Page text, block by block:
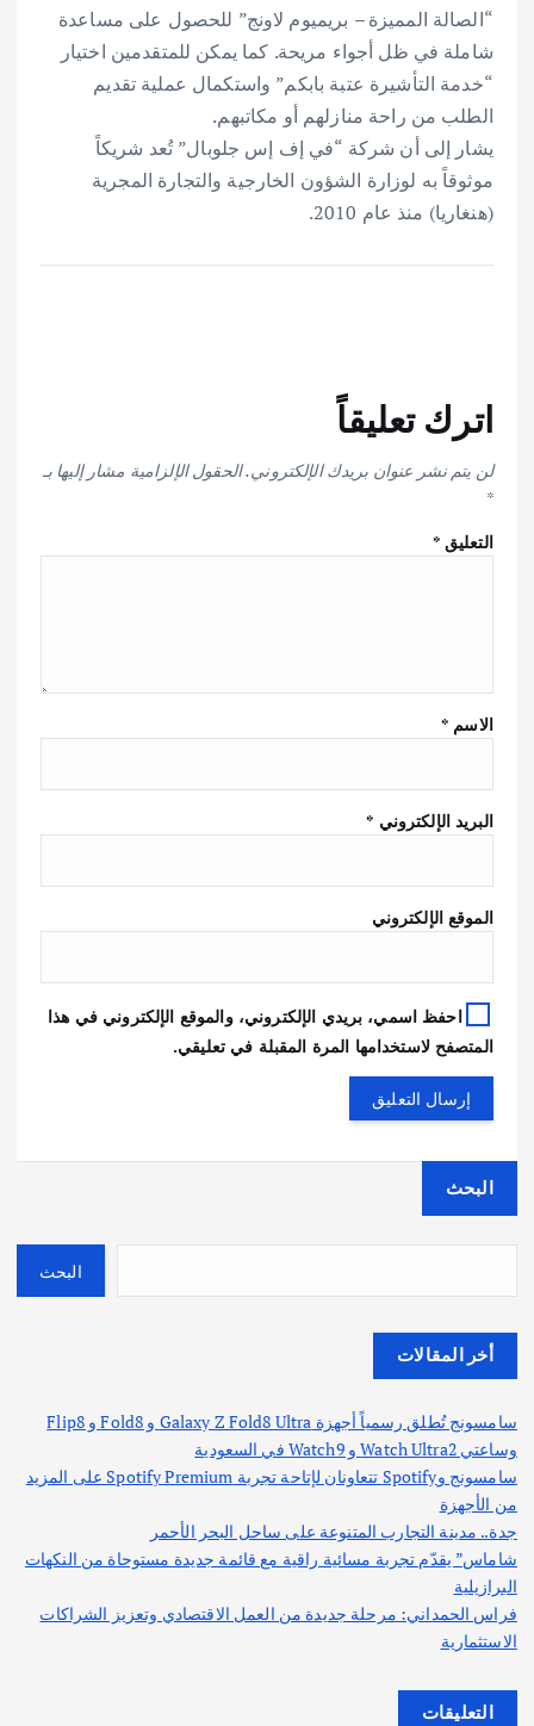
“الصالة المميزة – بريميوم لاونج” للحصول على مساعدة
شاملة في ظل أجواء مريحة. كما يمكن للمتقدمين اختيار
“خدمة التأشيرة عتبة بابكم” واستكمال عملية تقديم
الطلب من راحة منازلهم أو مكاتبهم.
يشار إلى أن شركة “في إف إس جلوبال” تُعد شريكاً
موثوقاً به لوزارة الشؤون الخارجية والتجارة المجرية
(هنغاريا) منذ عام 2010.
اترك تعليقاً
لن يتم نشر عنوان بريدك الإلكتروني.الحقول الإلزامية مشار إليها بـ
*
التعليق*
الاسم *
البريد الإلكتروني *
الموقع الإلكتروني
احفظ اسمي، بريدي الإلكتروني، والموقع الإلكتروني في هذا
المتصفح لاستخدامها المرة المقبلة في تعليقي.
البحث
البحث
أخر المقالات
سامسونج تُطلق رسمياً أجهزة Galaxy Z Fold8 Ultra و Fold8 و Flip8
وساعتي Watch Ultra2 و Watch9 في السعودية
سامسونج وSpotify تتعاونان لإتاحة تجربة Spotify Premium على المزيد
من الأجهزة
جدة.. مدينة التجارب المتنوعة على ساحل البحر الأحمر
شاماس” يقدّم تجربة مسائية راقية مع قائمة جديدة مستوحاة من النكهات
البرازيلية
فراس الحمداني: مرحلة جديدة من العمل الاقتصادي وتعزيز الشراكات
الاستثمارية
التعليقات